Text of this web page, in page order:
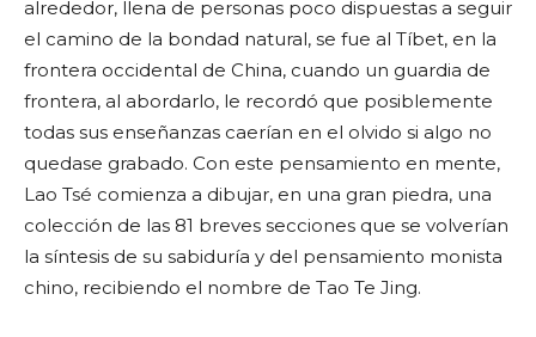
alrededor, llena de personas poco dispuestas a seguir
el camino de la bondad natural, se fue al Tíbet, en la
frontera occidental de China, cuando un guardia de
frontera, al abordarlo, le recordó que posiblemente
todas sus enseñanzas caerían en el olvido si algo no
quedase grabado. Con este pensamiento en mente,
Lao Tsé comienza a dibujar, en una gran piedra, una
colección de las 81 breves secciones que se volverían
la síntesis de su sabiduría y del pensamiento monista
chino, recibiendo el nombre de Tao Te Jing.